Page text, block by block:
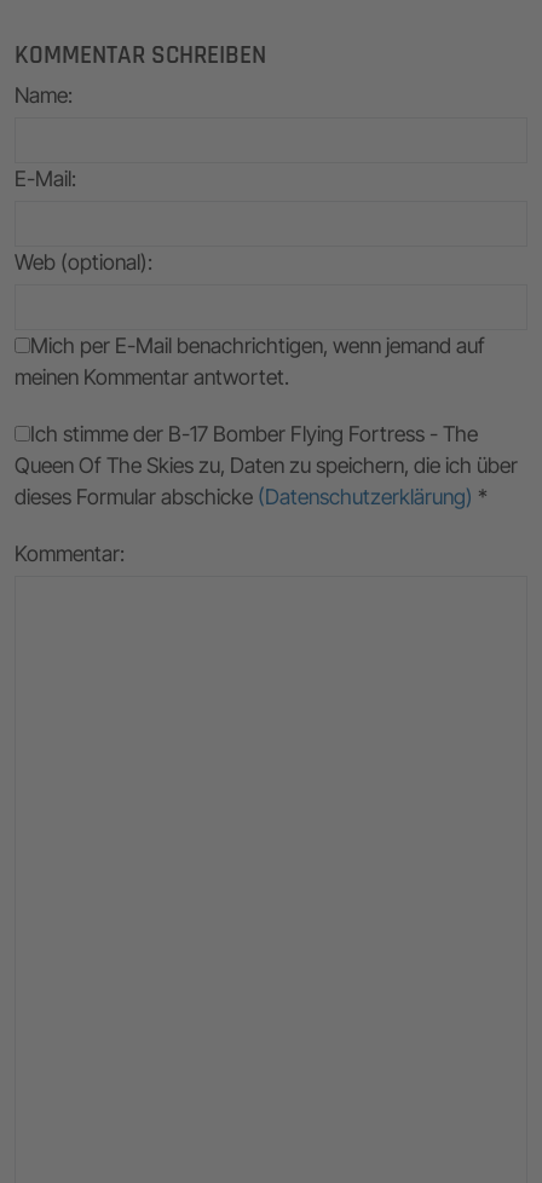
KOMMENTAR SCHREIBEN
Name:
E-Mail:
Web (optional):
Mich per E-Mail benachrichtigen, wenn jemand auf
meinen Kommentar antwortet.
Ich stimme der B-17 Bomber Flying Fortress - The
Queen Of The Skies zu, Daten zu speichern, die ich über
dieses Formular abschicke (Datenschutzerklärung) *
Kommentar: